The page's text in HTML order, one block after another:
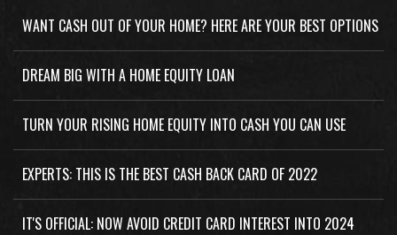
WANT CASH OUT OF YOUR HOME? HERE ARE YOUR BEST OPTIONS
DREAM BIG WITH A HOME EQUITY LOAN
TURN YOUR RISING HOME EQUITY INTO CASH YOU CAN USE
EXPERTS: THIS IS THE BEST CASH BACK CARD OF 2022
IT'S OFFICIAL: NOW AVOID CREDIT CARD INTEREST INTO 2024